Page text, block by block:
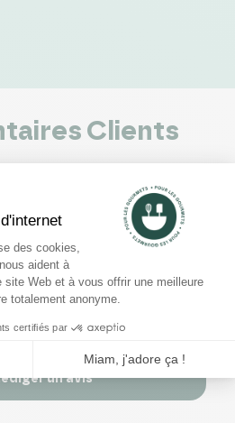
Clients
voir les 0 avis
un avis